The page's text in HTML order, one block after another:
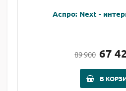
Аспро: Next -
89 900 67
В